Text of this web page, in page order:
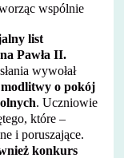
wspólnie
list
Pawła II.
wywołał
modlitwy o pokój
. Uczniowie
które –
i poruszające.
konkurs